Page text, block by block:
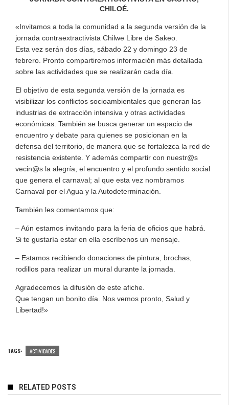
CHILOÉ.
«Invitamos a toda la comunidad a la segunda versión de la
jornada contraextractivista Chilwe Libre de Sakeo.
Esta vez serán dos días, sábado 22 y domingo 23 de
febrero. Pronto compartiremos información más detallada
sobre las actividades que se realizarán cada día.
El objetivo de esta segunda versión de la jornada es
visibilizar los conflictos socioambientales que generan las
industrias de extracción intensiva y otras actividades
económicas. También se busca generar un espacio de
encuentro y debate para quienes se posicionan en la
defensa del territorio, de manera que se fortalezca la red de
resistencia existente. Y además compartir con nuestr@s
vecin@s la alegría, el encuentro y el profundo sentido social
que genera el carnaval; al que esta vez nombramos
Carnaval por el Agua y la Autodeterminación.
También les comentamos que:
– Aún estamos invitando para la feria de oficios que habrá.
Si te gustaría estar en ella escríbenos un mensaje.
– Estamos recibiendo donaciones de pintura, brochas,
rodillos para realizar un mural durante la jornada.
Agradecemos la difusión de este afiche.
Que tengan un bonito día. Nos vemos pronto, Salud y
Libertad!»
TAGS: ACTIVIDADES
RELATED POSTS